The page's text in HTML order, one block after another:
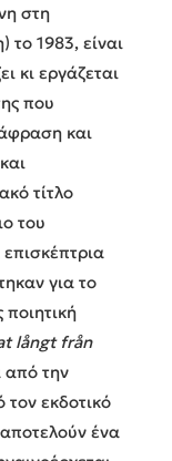
στη
το 1983, είναι
κι εργάζεται
που
και
τίτλο
του
για το
långt från
από την
εκδοτικό
ένα